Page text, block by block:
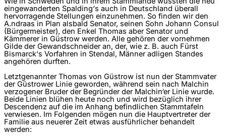
eingewanderten Spalding‘s auch in Deutschland überall
hervorragende Stellungen einzunehmen. So finden wir den
A.ndraas in Plan alsbald Senator, seinen Sohn Johann Consul
(Bürgermeister), den Enkel Thomas aber Senator und
Kämmerer in Güstrow werden. Alle gehören der vor­nehmen
Gilde der Gewandschneider an, der, wie z. B. auch Fürst
Bismarck‘s Vorfahren in Stendal, Männer adligen Standes
angehören durften.
Letztgenannter Thomas von Güstrow ist nun der Stamm­vater
der Güstrower Linie geworden, während sein nach Malchin
verzogener Bruder der Begründer der Malchin‘er Linie wurde.
Beide Linien blühen heute noch und wird bezüglich ihrer
Descendenz auf die im Anhang befindlichen Stamm­tafeln
verwiesen. Im Folgenden mögen nun die Hauptvertreter der
Familie aus neuerer Zeit etwas ausführlicher behandelt
werden: